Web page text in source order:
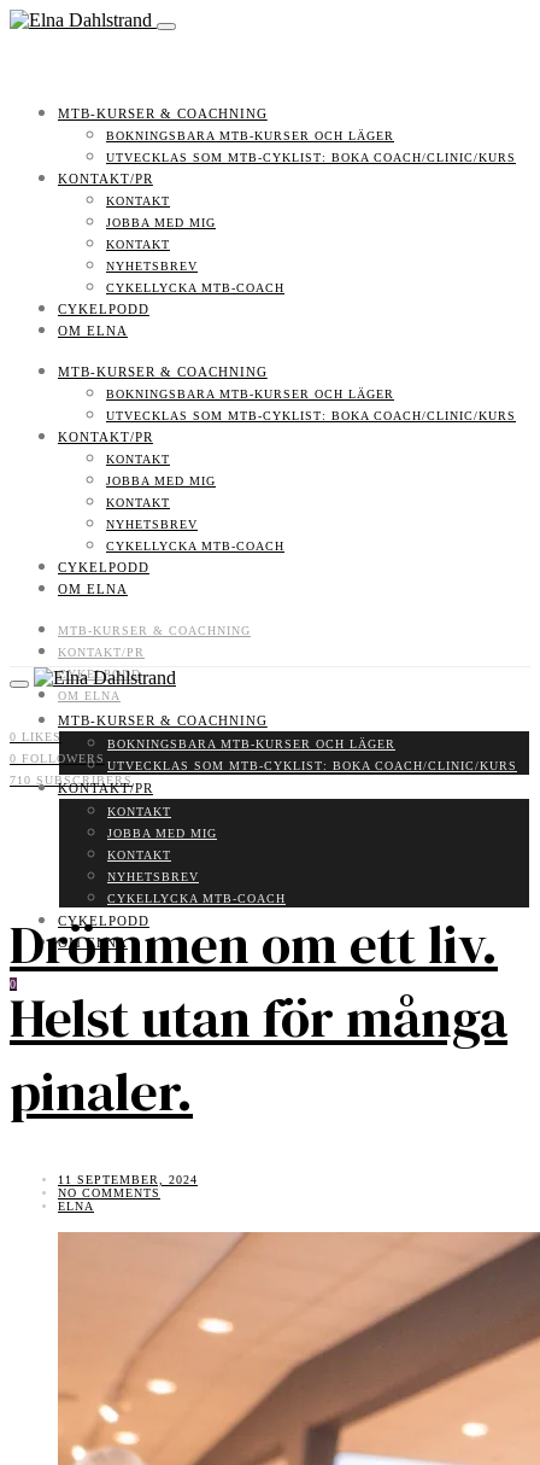
MTB-KURSER & COACHNING
BOKNINGSBARA MTB-KURSER OCH LÄGER
UTVECKLAS SOM MTB-CYKLIST: BOKA COACH/CLINIC/KURS
KONTAKT/PR
KONTAKT
JOBBA MED MIG
KONTAKT
NYHETSBREV
CYKELLYCKA MTB-COACH
CYKELPODD
OM ELNA
MTB-KURSER & COACHNING
BOKNINGSBARA MTB-KURSER OCH LÄGER
UTVECKLAS SOM MTB-CYKLIST: BOKA COACH/CLINIC/KURS
KONTAKT/PR
KONTAKT
JOBBA MED MIG
KONTAKT
NYHETSBREV
CYKELLYCKA MTB-COACH
CYKELPODD
OM ELNA
MTB-KURSER & COACHNING
KONTAKT/PR
CYKELPODD
OM ELNA
0 LIKES
0 FOLLOWERS
710 SUBSCRIBERS
MTB-KURSER & COACHNING
BOKNINGSBARA MTB-KURSER OCH LÄGER
UTVECKLAS SOM MTB-CYKLIST: BOKA COACH/CLINIC/KURS
KONTAKT/PR
KONTAKT
JOBBA MED MIG
KONTAKT
NYHETSBREV
CYKELLYCKA MTB-COACH
CYKELPODD
OM ELNA
0
Drömmen om ett liv.
Helst utan för många
pinaler.
11 SEPTEMBER, 2024
NO COMMENTS
ELNA